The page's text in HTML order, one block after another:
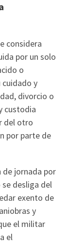
considera
por un solo
o
cuidado y
divorcio o
custodia
del otro
por parte de
jornada por
desliga del
exento de
y
el militar
el